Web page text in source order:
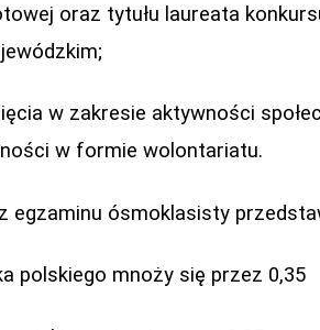
oraz tytułu laureata
w zakresie aktywności
w formie wolontariatu.
egzaminu ósmoklasisty
polskiego mnoży się przez 0,35